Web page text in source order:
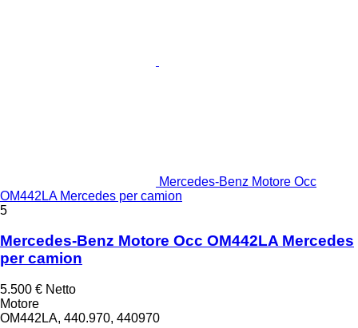
Mercedes-Benz Motore Occ
OM442LA Mercedes per camion
5
Mercedes-Benz Motore Occ OM442LA Mercedes
per camion
5.500 € Netto
Motore
OM442LA, 440.970, 440970